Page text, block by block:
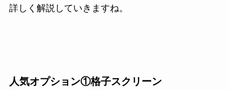
詳しく解説していきますね。
人気オプション①格子スクリーン